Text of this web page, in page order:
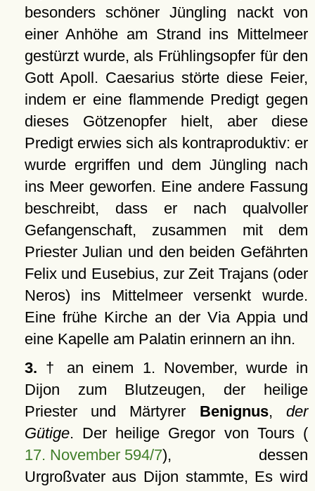
besonders schöner Jüngling nackt von
einer Anhöhe am Strand ins Mittelmeer
gestürzt wurde, als Frühlingsopfer für den
Gott Apoll. Caesarius störte diese Feier,
indem er eine flammende Predigt gegen
dieses Götzenopfer hielt, aber diese
Predigt erwies sich als kontraproduktiv: er
wurde ergriffen und dem Jüngling nach
ins Meer geworfen. Eine andere Fassung
beschreibt, dass er nach qualvoller
Gefangenschaft, zusammen mit dem
Priester Julian und den beiden Gefährten
Felix und Eusebius, zur Zeit Trajans (oder
Neros) ins Mittelmeer versenkt wurde.
Eine frühe Kirche an der Via Appia und
eine Kapelle am Palatin erinnern an ihn.
3. † an einem 1. November, wurde in
Dijon zum Blutzeugen, der heilige
Priester und Märtyrer Benignus, der
Gütige. Der heilige Gregor von Tours (
17. November 594/7), dessen
Urgroßvater aus Dijon stammte, Es wird